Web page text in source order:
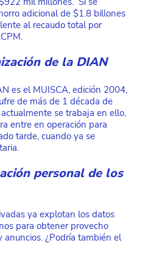
adicional de $1.8 billones
al recaudo total por
de la DIAN
es el MUISCA, edición 2004,
de más de 1 década de
se trabaja en ello,
entre en operación para
tarde, cuando ya se
personal de los
ya explotan los datos
para obtener provecho
¿Podría también el